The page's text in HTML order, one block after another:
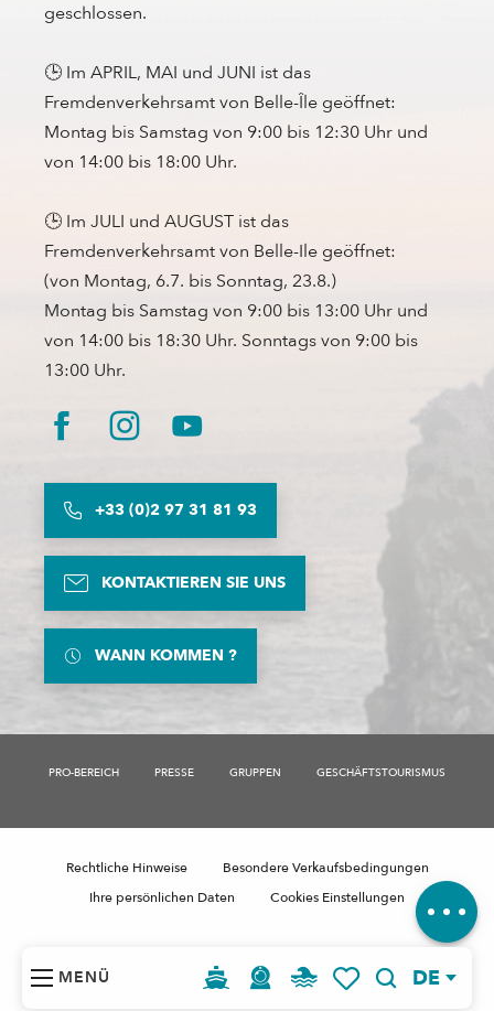
MENÜ DE
Service
Kommentare
geschlossen.
🕒 Im APRIL, MAI und JUNI ist das
Fremdenverkehrsamt von Belle-Île geöffnet:
Montag bis Samstag von 9:00 bis 12:30 Uhr und
von 14:00 bis 18:00 Uhr.
🕒 Im JULI und AUGUST ist das
Fremdenverkehrsamt von Belle-Ile geöffnet:
(von Montag, 6.7. bis Sonntag, 23.8.)
Montag bis Samstag von 9:00 bis 13:00 Uhr und
von 14:00 bis 18:30 Uhr. Sonntags von 9:00 bis
13:00 Uhr.
+33 (0)2 97 31 81 93
KONTAKTIEREN SIE UNS
WANN KOMMEN ?
PRO-BEREICH PRESSE GRUPPEN GESCHÄFTSTOURISMUS
Rechtliche Hinweise
Besondere Verkaufsbedingungen
Ihre persönlichen Daten
Cookies Einstellungen